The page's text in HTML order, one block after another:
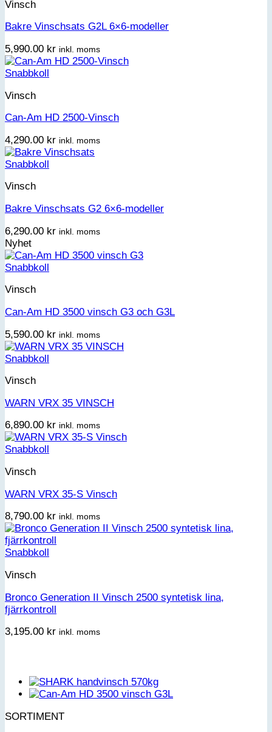
Vinsch
Bakre Vinschsats G2L 6×6-modeller
5,990.00 kr inkl. moms
Snabbkoll
Vinsch
Can-Am HD 2500-Vinsch
4,290.00 kr inkl. moms
Snabbkoll
Vinsch
Bakre Vinschsats G2 6×6-modeller
6,290.00 kr inkl. moms
Nyhet
Snabbkoll
Vinsch
Can-Am HD 3500 vinsch G3 och G3L
5,590.00 kr inkl. moms
Snabbkoll
Vinsch
WARN VRX 35 VINSCH
6,890.00 kr inkl. moms
Snabbkoll
Vinsch
WARN VRX 35-S Vinsch
8,790.00 kr inkl. moms
Snabbkoll
Vinsch
Bronco Generation II Vinsch 2500 syntetisk lina,
fjärrkontroll
3,195.00 kr inkl. moms
SORTIMENT